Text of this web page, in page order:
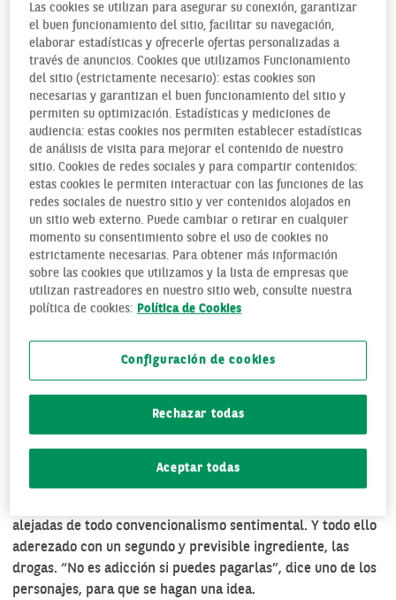
desarrollar argumentos ficticios, más o menos inspirados en
casos o personajes reales. Pero se trata de un erotismo no
necesariamente sexual, sino más bien una irresistible
tentación capaz de seducir a cualquiera y arrastrarlo al
lado oscuro de la ambición.
el término se adopta de un modo bastante
más literal, y parece que es el sexo, como vía de escape
para los fantasmas de cada cual, la principal adicción
derivada de las ansias de ese poder financiero, que sin duda
ganas de serlo mucho más a costa de todo y de cualquiera, y
que llena sus vacíos morales y sus maquiavélicas
alejadas de todo convencionalismo sentimental. Y todo ello
aderezado con un segundo y previsible ingrediente, las
drogas. “No es adicción si puedes pagarlas”, dice uno de los
personajes, para que se hagan una idea.
Las cookies se utilizan para asegurar su conexión, garantizar
el buen funcionamiento del sitio, facilitar su navegación,
elaborar estadísticas y ofrecerle ofertas personalizadas a
través de anuncios. Cookies que utilizamos Funcionamiento
del sitio (estrictamente necesario): estas cookies son
necesarias y garantizan el buen funcionamiento del sitio y
permiten su optimización. Estadísticas y mediciones de
audiencia: estas cookies nos permiten establecer estadísticas
de análisis de visita para mejorar el contenido de nuestro
sitio. Cookies de redes sociales y para compartir contenidos:
estas cookies le permiten interactuar con las funciones de las
redes sociales de nuestro sitio y ver contenidos alojados en
un sitio web externo. Puede cambiar o retirar en cualquier
momento su consentimiento sobre el uso de cookies no
estrictamente necesarias. Para obtener más información
sobre las cookies que utilizamos y la lista de empresas que
utilizan rastreadores en nuestro sitio web, consulte nuestra
política de cookies:
Política de Cookies
Configuración de cookies
Rechazar todas
Aceptar todas